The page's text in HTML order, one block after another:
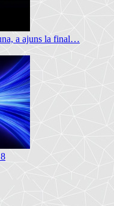
a ajuns la final…